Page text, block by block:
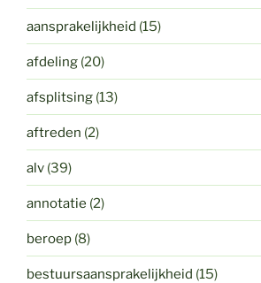
aansprakelijkheid (15)
afdeling (20)
afsplitsing (13)
aftreden (2)
alv (39)
annotatie (2)
beroep (8)
bestuursaansprakelijkheid (15)